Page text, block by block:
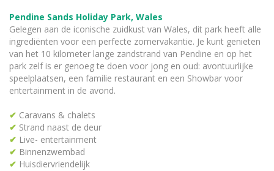
Pendine Sands Holiday Park, Wales
Gelegen aan de iconische zuidkust van Wales, dit park heeft alle
ingrediënten voor een perfecte zomervakantie. Je kunt genieten
van het 10 kilometer lange zandstrand van Pendine en op het
park zelf is er genoeg te doen voor jong en oud: avontuurlijke
speelplaatsen, een familie restaurant en een Showbar voor
entertainment in de avond.
✔ Caravans & chalets
✔ Strand naast de deur
✔ Live- entertainment
✔ Binnenzwembad
✔ Huisdiervriendelijk